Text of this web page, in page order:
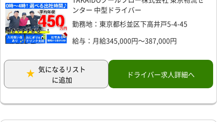
ンター 中型ドライバー
勤務地：東京都杉並区下高井戸5-4-45
給与：月給345,000円～387,000円
気になるリスト
に追加
ドライバー求人詳細へ